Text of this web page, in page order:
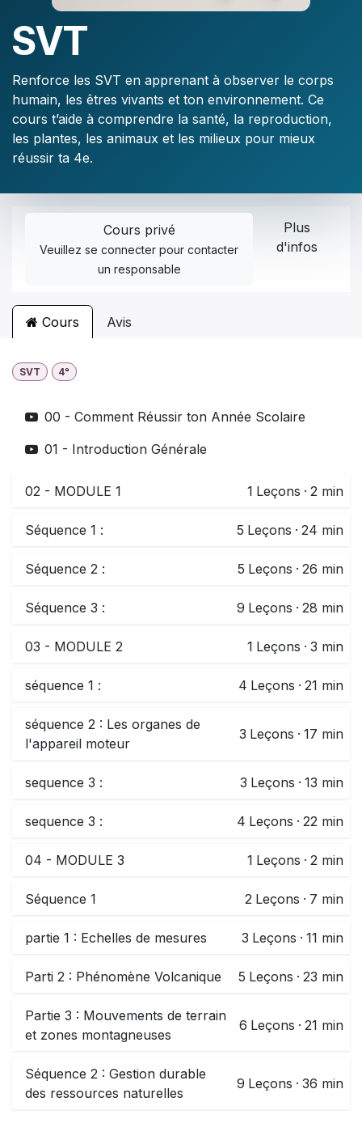
SVT
Renforce les SVT en apprenant à observer le corps
humain, les êtres vivants et ton environnement. Ce
cours t’aide à comprendre la santé, la reproduction,
les plantes, les animaux et les milieux pour mieux
réussir ta 4e.
Cours privé
Veuillezse connecter pour contacter
un responsable
Plus
d'infos
Cours Avis
SVT 4ᵉ
00 - Comment Réussir ton Année Scolaire
01 - Introduction Générale
02 - MODULE 1 1 Leçons · 2 min
Séquence 1 : 5 Leçons · 24 min
Séquence 2 : 5 Leçons · 26 min
Séquence 3 : 9 Leçons · 28 min
03 - MODULE 2 1 Leçons · 3 min
séquence 1 : 4 Leçons · 21 min
séquence 2 : Les organes de
l'appareil moteur
3 Leçons · 17 min
sequence 3 : 3 Leçons · 13 min
sequence 3 : 4 Leçons · 22 min
04 - MODULE 3 1 Leçons · 2 min
Séquence 1 2 Leçons · 7 min
partie 1 : Echelles de mesures 3 Leçons · 11 min
Parti 2 : Phénomène Volcanique 5 Leçons · 23 min
Partie 3 : Mouvements de terrain
et zones montagneuses
6 Leçons · 21 min
Séquence 2 : Gestion durable
des ressources naturelles
9 Leçons · 36 min